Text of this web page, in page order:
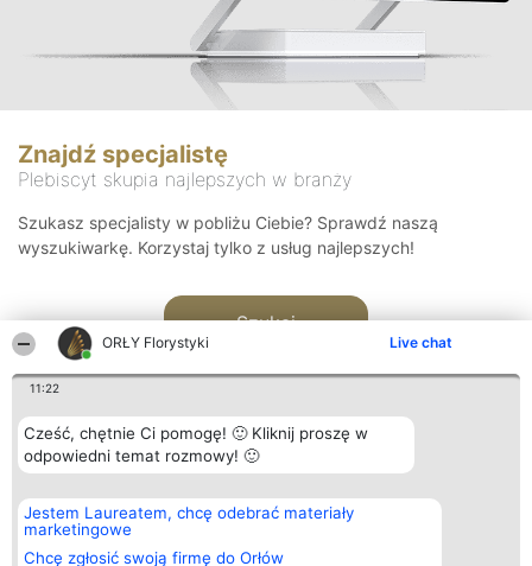
ORŁY Florystyki Live chat
11:22
Cześć, chętnie Ci pomogę! 🙂 Kliknij proszę w
odpowiedni temat rozmowy! 🙂
Jestem Laureatem, chcę odebrać materiały
marketingowe
Chcę zgłosić swoją firmę do Orłów
Znajdź specjalistę
Plebiscyt skupia najlepszych w branży
Szukasz specjalisty w pobliżu Ciebie? Sprawdź naszą
wyszukiwarkę. Korzystaj tylko z usług najlepszych!
Szukaj
Organizator plebiscytu
Bright Side Solutions sp. z o.
o. sp. k.
ul. Ruska 22
Plebiscyt
Laureaci
wszystkich
Kontakt
Kontakt